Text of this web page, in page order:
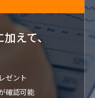
えて、
ゼント
確認可能